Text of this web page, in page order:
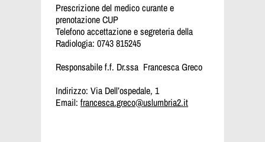
Prescrizione del medico curante e
prenotazione CUP
Telefono accettazione e segreteria della
Radiologia: 0743 815245
Responsabile f.f. Dr.ssa Francesca Greco
Indirizzo: Via Dell’ospedale, 1
Email: francesca.greco@uslumbria2.it